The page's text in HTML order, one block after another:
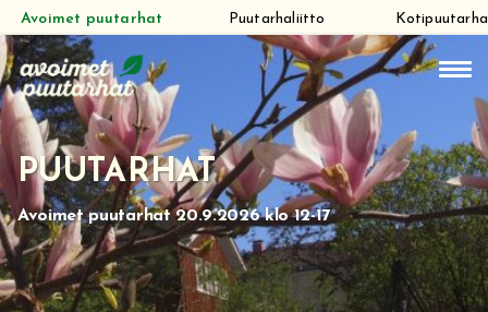
Siirry
suoraan
sisältöön
Avoimet puutarhat Puutarhaliitto Kotipuutarha
PUUTARHAT
Avoimet puutarhat 20.9.2026 klo 12-17